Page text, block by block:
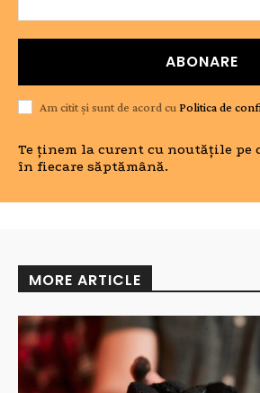
ABONARE
Am citit și sunt de acord cu Politica de
Te ținem la curent cu noutățile pe
în fiecare săptămână.
MORE ARTICLE